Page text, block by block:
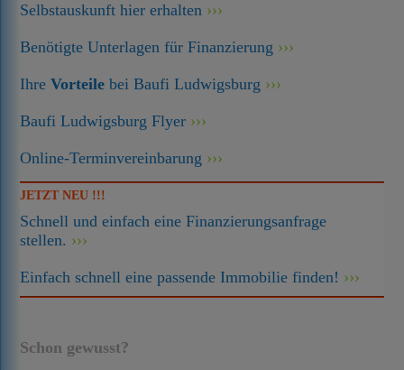
Selbstauskunft hier erhalten
Benötigte Unterlagen für Finanzierung
IhreVorteile bei Baufi Ludwigsburg
Baufi Ludwigsburg Flyer
Online-Terminvereinbarung
JETZT NEU !!!
Schnell und einfach eine Finanzierungsanfrage
stellen.
Einfach schnell eine passende Immobilie finden!
Schon gewusst?